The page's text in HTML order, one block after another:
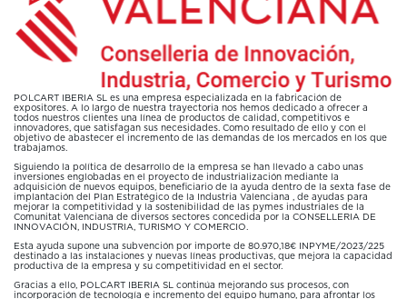
POLCART IBERIA SL es una empresa especializada en la fabricación de
expositores. A lo largo de nuestra trayectoria nos hemos dedicado a ofrecer a
todos nuestros clientes una línea de productos de calidad, competitivos e
innovadores, que satisfagan sus necesidades. Como resultado de ello y con el
objetivo de abastecer el incremento de las demandas de los mercados en los que
trabajamos.
Siguiendo la política de desarrollo de la empresa se han llevado a cabo unas
inversiones englobadas en el proyecto de industrialización mediante la
adquisición de nuevos equipos, beneficiario de la ayuda dentro de la sexta fase de
implantación del Plan Estratégico de la Industria Valenciana , de ayudas para
mejorar la competitividad y la sostenibilidad de las pymes industriales de la
Comunitat Valenciana de diversos sectores concedida por la CONSELLERIA DE
INNOVACIÓN, INDUSTRIA, TURISMO Y COMERCIO.
Esta ayuda supone una subvención por importe de 80.970,18€ INPYME/2023/225
destinado a las instalaciones y nuevas líneas productivas, que mejora la capacidad
productiva de la empresa y su competitividad en el sector.
Gracias a ello, POLCART IBERIA SL continúa mejorando sus procesos, con
incorporación de tecnología e incremento del equipo humano, para afrontar los